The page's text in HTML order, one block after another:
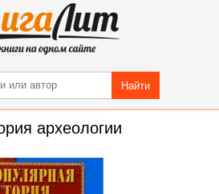
Найти
археологии